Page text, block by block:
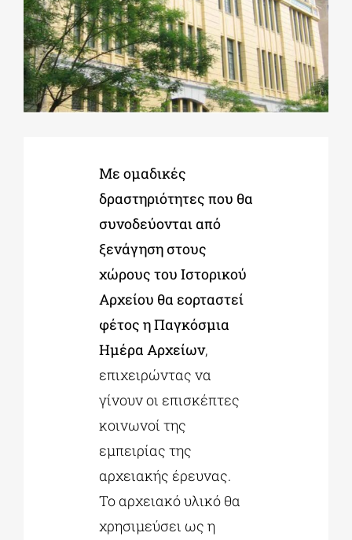
ΔΙΔΑΚΤΟΡΙΚΑ
ΕΚΠΑΙΔΕΥΤΙΚΑ ΙΔΡΥΜΑΤΑ
Με ομαδικές
δραστηριότητες που θα
συνοδεύονται από
ξενάγηση στους
χώρους του Ιστορικού
Αρχείου θα εορταστεί
φέτος η Παγκόσμια
Ημέρα Αρχείων,
επιχειρώντας να
γίνουν οι επισκέπτες
κοινωνοί της
εμπειρίας της
αρχειακής έρευνας.
Το αρχειακό υλικό θα
χρησιμεύσει ως η